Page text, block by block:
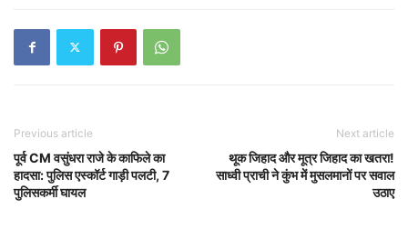
Previous article
पूर्व CM वसुंधरा राजे के काफिले का
हादसा: पुलिस एस्कॉर्ट गाड़ी पलटी, 7
पुलिसकर्मी घायल
Next article
थूक जिहाद और मूत्र जिहाद का खतरा!
साध्वी प्राची ने कुंभ में मुसलमानों पर सवाल
उठाए